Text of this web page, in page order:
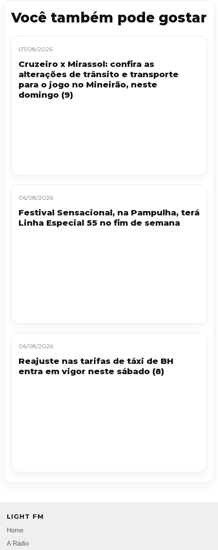
Você também pode gostar
07/08/2026
Cruzeiro x Mirassol: confira as
alterações de trânsito e transporte
para o jogo no Mineirão, neste
domingo (9)
06/08/2026
Festival Sensacional, na Pampulha, terá
Linha Especial 55 no fim de semana
06/08/2026
Reajuste nas tarifas de táxi de BH
entra em vigor neste sábado (8)
LIGHT FM
Home
A Rádio